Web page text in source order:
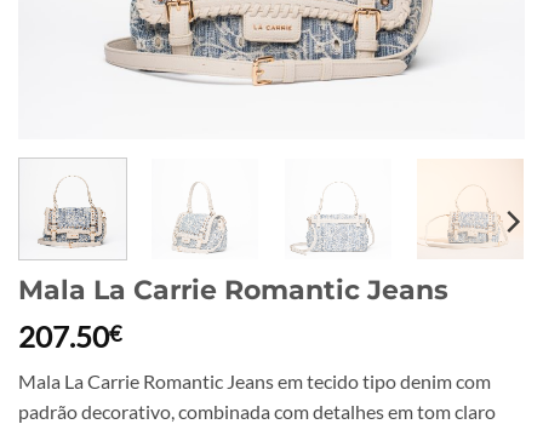
Mala La Carrie Romantic Jeans
207.50€
Mala La Carrie Romantic Jeans em tecido tipo denim com
padrão decorativo, combinada com detalhes em tom claro